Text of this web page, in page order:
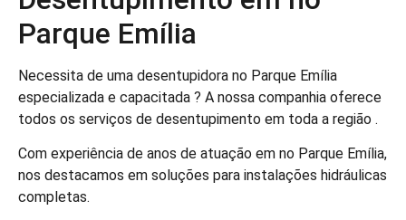
Parque Emília
Necessita de uma desentupidora no Parque Emília
especializada e capacitada ? A nossa companhia oferece
todos os serviços de desentupimento em toda a região .
Com experiência de anos de atuação em no Parque Emília,
nos destacamos em soluções para instalações hidráulicas
completas.